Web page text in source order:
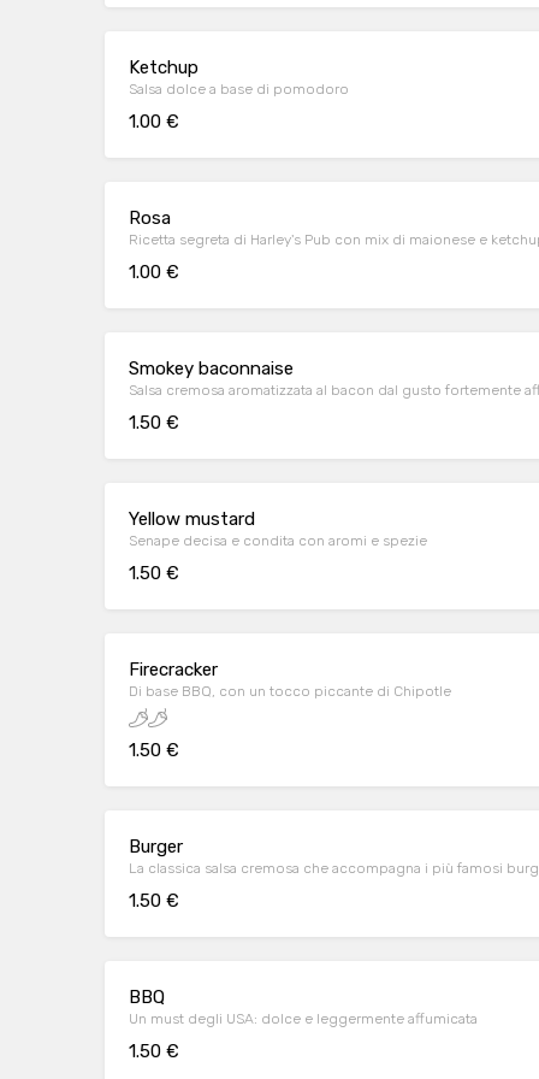
Ketchup
Salsa dolce a base di pomodoro
1.00 €
Rosa
Ricetta segreta di Harley's Pub con mix di maionese e
1.00 €
Smokey baconnaise
Salsa cremosa aromatizzata al bacon dal gusto fortemente
1.50 €
Yellow mustard
Senape decisa e condita con aromi e spezie
1.50 €
Firecracker
Di base BBQ, con un tocco piccante di Chipotle
1.50 €
Burger
La classica salsa cremosa che accompagna i più famosi
1.50 €
BBQ
Un must degli USA: dolce e leggermente affumicata
1.50 €